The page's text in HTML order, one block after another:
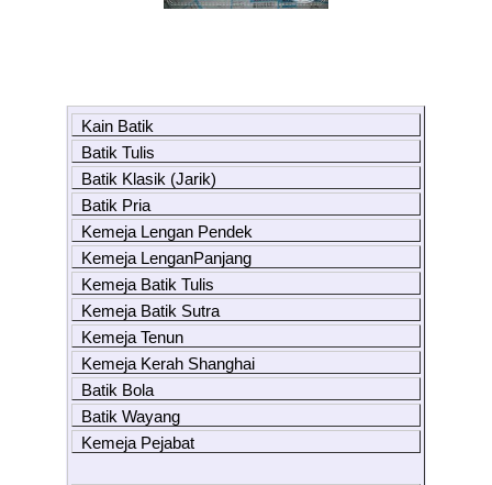
Kain Batik
Batik Tulis
Batik Klasik (Jarik)
Batik Pria
Kemeja Lengan Pendek
Kemeja LenganPanjang
Kemeja Batik Tulis
Kemeja Batik Sutra
Kemeja Tenun
Kemeja Kerah Shanghai
Batik Bola
Batik Wayang
Kemeja Pejabat